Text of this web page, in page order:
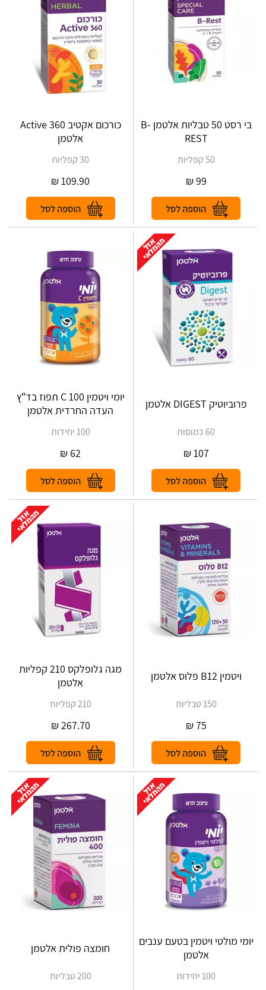
בי רסט 50 טבליות אלטמן B-
REST
50 קפליות
99
₪
כורכום אקטיב 360 Active
אלטמן
30 קפליות
109.90
₪
פרוביוטיק DIGEST אלטמן
60 כמוסות
107
₪
יומי ויטמין C 100 תפוז בד"ץ
העדה החרדית אלטמן
100 יחידות
62
₪
ויטמין B12 פלוס אלטמן
150 טבליות
75
₪
מגה גלופלקס 210 קפליות
אלטמן
210 קפליות
267.70
₪
יומי מולטי ויטמין בטעם ענבים
אלטמן
100 יחידות
חומצה פולית אלטמן
200 טבליות